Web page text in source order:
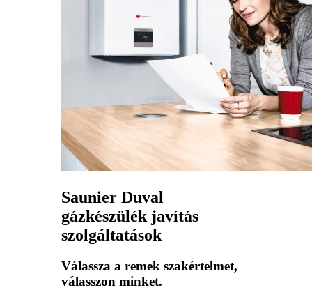
Saunier Duval
gázkészülék javítás
szolgáltatások
Válassza a remek szakértelmet,
válasszon minket.